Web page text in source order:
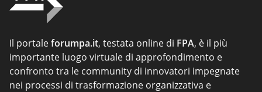
Il portaleforumpa.it, testata online di FPA, è il più
importante luogo virtuale di approfondimento e
confronto tra le community di innovatori impegnate
nei processi di trasformazione organizzativa e